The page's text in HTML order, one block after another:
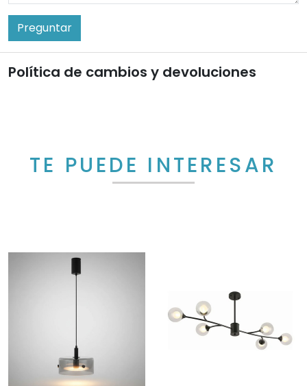
Preguntar
Política de cambios y devoluciones
TE PUEDE INTERESAR